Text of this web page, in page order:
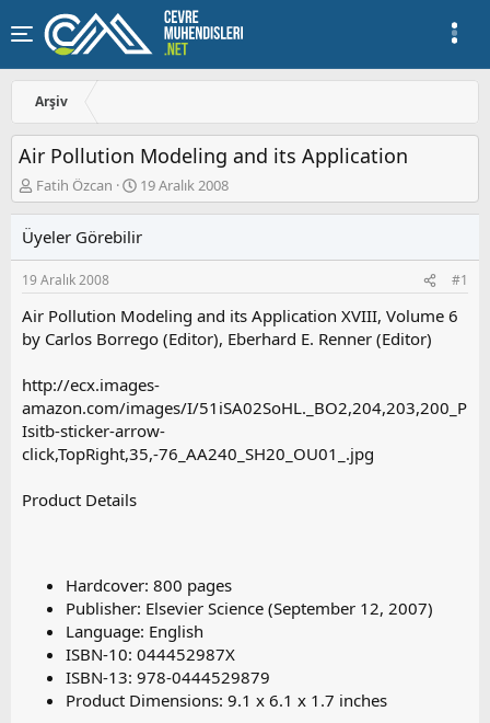
Arşiv
Air Pollution Modeling and its Application
K
o
u
y
u
a
ş
a
t
a
n
Fatih Özcan
B
a
l
a
ı
ç
a
r
h
i
19 Aralık 2008
Üyeler Görebilir
19 Aralık 2008 #1
Air Pollution Modeling and its Application XVIII, Volume 6
by Carlos Borrego (Editor), Eberhard E. Renner (Editor)
http://ecx.images-
amazon.com/images/I/51iSA02SoHL._BO2,204,203,200_P
Isitb-sticker-arrow-
click,TopRight,35,-76_AA240_SH20_OU01_.jpg
Product Details
Hardcover: 800 pages
Publisher: Elsevier Science (September 12, 2007)
Language: English
ISBN-10: 044452987X
ISBN-13: 978-0444529879
Product Dimensions: 9.1 x 6.1 x 1.7 inches